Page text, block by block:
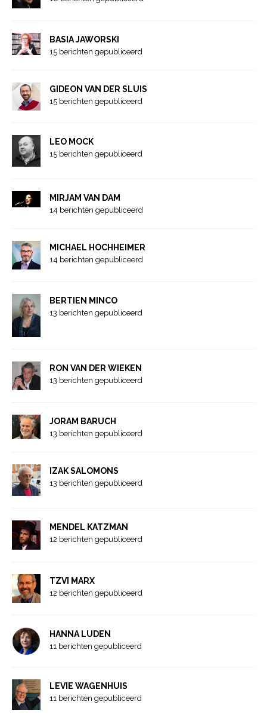
BASIA JAWORSKI
15 berichten gepubliceerd
GIDEON VAN DER SLUIS
15 berichten gepubliceerd
LEO MOCK
15 berichten gepubliceerd
MIRJAM VAN DAM
14 berichten gepubliceerd
MICHAEL HOCHHEIMER
14 berichten gepubliceerd
BERTIEN MINCO
13 berichten gepubliceerd
RON VAN DER WIEKEN
13 berichten gepubliceerd
JORAM BARUCH
13 berichten gepubliceerd
IZAK SALOMONS
13 berichten gepubliceerd
MENDEL KATZMAN
12 berichten gepubliceerd
TZVI MARX
12 berichten gepubliceerd
HANNA LUDEN
11 berichten gepubliceerd
LEVIE WAGENHUIS
11 berichten gepubliceerd